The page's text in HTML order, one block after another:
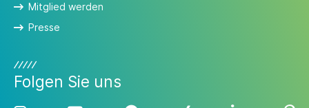
Mitglied werden
Presse
Folgen Sie uns